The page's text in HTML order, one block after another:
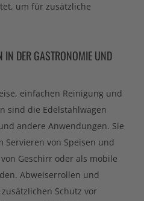
um für zusätzliche
IN DER GASTRONOMIE UND
einfachen Reinigung und
sind die Edelstahlwagen
andere Anwendungen. Sie
Servieren von Speisen und
Geschirr oder als mobile
Abweiserrollen und
Schutz vor